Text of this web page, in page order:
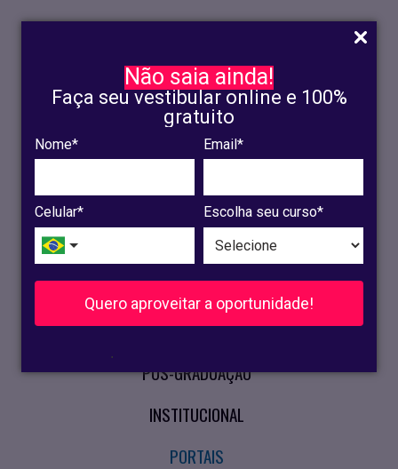
Não saia ainda!
Faça seu vestibular online e 100%
gratuito
Nome* Email*
Celular* Escolha seu curso*
Quero aproveitar a oportunidade!
.
INSCRIÇÃO
OLINDA
RECIFE
VESTIBULAR
CURSOS PRESENCIAIS
PÓS-GRADUAÇÃO
INSTITUCIONAL
PORTAIS